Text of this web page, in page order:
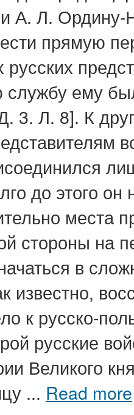
А. Л.
прямую
русских
службу ему
3. Л. 8]. К
до этого
места
стороны на
в
известно,
к русско-
русские
Великого
... Read more